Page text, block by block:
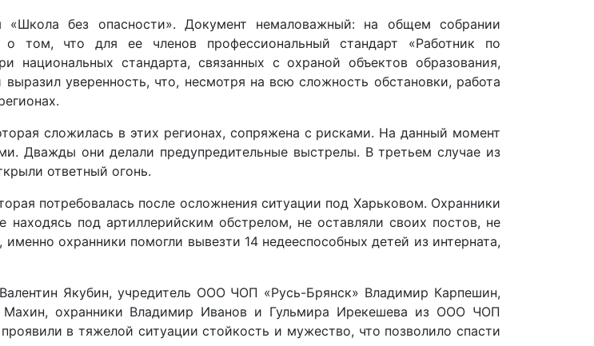
без опасности». Документ немаловажный: на общем собрании
том, что для ее членов профессиональный стандарт «Работник по
национальных стандарта, связанных с охраной объектов образования,
уверенность, что, несмотря на всю сложность обстановки, работа
сложилась в этих регионах, сопряжена с рисками. На данный момент
Дважды они делали предупредительные выстрелы. В третьем случае из
ответный огонь.
потребовалась после осложнения ситуации под Харьковом. Охранники
под артиллерийским обстрелом, не оставляли своих постов, не
охранники помогли вывезти 14 недееспособных детей из интерната,
Якубин, учредитель ООО ЧОП «Русь-Брянск» Владимир Карпешин,
охранники Владимир Иванов и Гульмира Ирекешева из ООО ЧОП
в тяжелой ситуации стойкость и мужество, что позволило спасти